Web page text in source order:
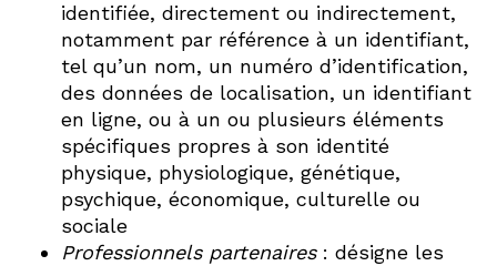
identifiée, directement ou indirectement,
notamment par référence à un identifiant,
tel qu’un nom, un numéro d’identification,
des données de localisation, un identifiant
en ligne, ou à un ou plusieurs éléments
spécifiques propres à son identité
physique, physiologique, génétique,
psychique, économique, culturelle ou
sociale
Professionnels partenaires : désigne les